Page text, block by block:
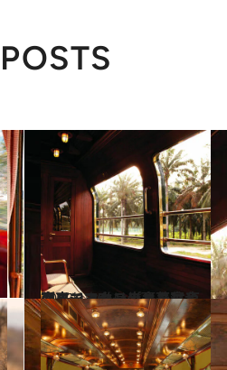
2025.1.16
【イースタン＆オリエンタル・エクスプレス】東南アジア唯一の豪華寝台列車でマレー半島を往く
旅＆お出かけ